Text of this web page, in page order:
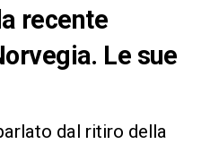
recente
Le sue
dal ritiro della